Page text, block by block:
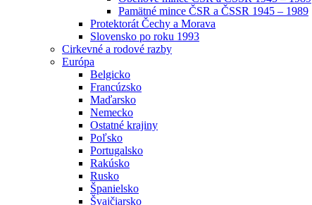
Pamätné mince ČSR a ČSSR 1945 – 1989
Protektorát Čechy a Morava
Slovensko po roku 1993
Cirkevné a rodové razby
Európa
Belgicko
Francúzsko
Maďarsko
Nemecko
Ostatné krajiny
Poľsko
Portugalsko
Rakúsko
Rusko
Španielsko
Švajčiarsko